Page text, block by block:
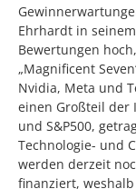
Ehrhardt in
Bewertungen
„Magnificent
Nvidia, Meta und
einen Großteil der
und S&P500,
Technologie- und
werden derzeit
finanziert,